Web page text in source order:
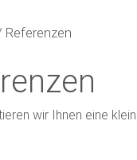
Referenzen
wir Ihnen eine